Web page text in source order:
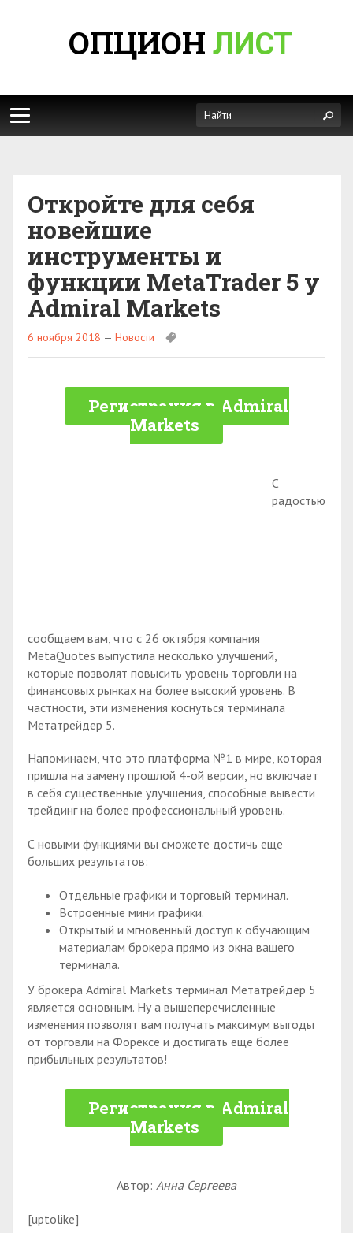
ОПЦИОН ЛИСТ
Откройте для себя
новейшие
инструменты и
функции MetaTrader 5 у
Admiral Markets
6 ноября 2018 — Новости
Регистрация в Admiral
Markets
С
радостью
сообщаем вам, что с 26 октября компания
MetaQuotes выпустила несколько улучшений,
которые позволят повысить уровень торговли на
финансовых рынках на более высокий уровень. В
частности, эти изменения коснуться терминала
Метатрейдер 5.
Напоминаем, что это платформа №1 в мире, которая
пришла на замену прошлой 4-ой версии, но включает
в себя существенные улучшения, способные вывести
трейдинг на более профессиональный уровень.
С новыми функциями вы сможете достичь еще
больших результатов:
Отдельные графики и торговый терминал.
Встроенные мини графики.
Открытый и мгновенный доступ к обучающим
материалам брокера прямо из окна вашего
терминала.
У брокера Admiral Markets терминал Метатрейдер 5
является основным. Ну а вышеперечисленные
изменения позволят вам получать максимум выгоды
от торговли на Форексе и достигать еще более
прибыльных результатов!
Регистрация в Admiral
Markets
Автор: Анна Сергеева
[uptolike]